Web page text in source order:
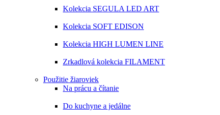
Kolekcia SEGULA LED ART
Kolekcia SOFT EDISON
Kolekcia HIGH LUMEN LINE
Zrkadlová kolekcia FILAMENT
Použitie žiaroviek
Na prácu a čítanie
Do kuchyne a jedálne